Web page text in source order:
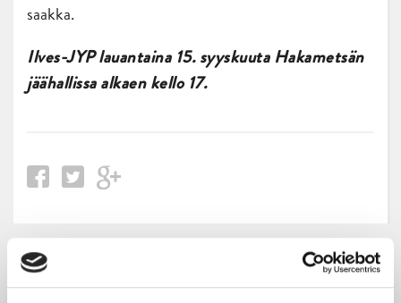
saakka.
Ilves-JYP lauantaina 15. syyskuuta Hakametsän
jäähallissa alkaen kello 17.
Uusimmat